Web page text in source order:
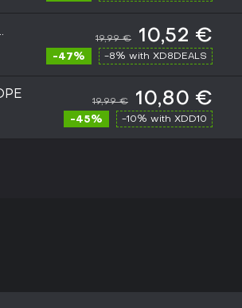
19,99 € 10,52 €
-47% -8% with XD8DEALS
19,99 € 10,80 €
-45% -10% with XDD10